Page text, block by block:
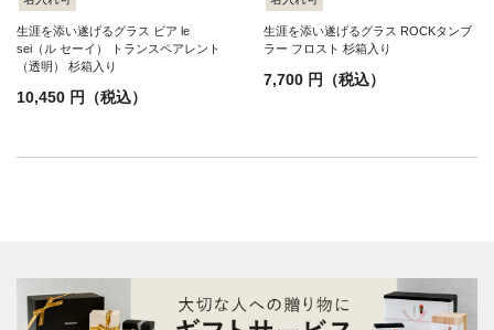
生涯を添い遂げるグラス ビア le
sei（ル セーイ） トランスペアレント
（透明） 杉箱入り
10,450 円（税込）
生涯を添い遂げるグラス ROCKタンブ
ラー フロスト 杉箱入り
7,700 円（税込）